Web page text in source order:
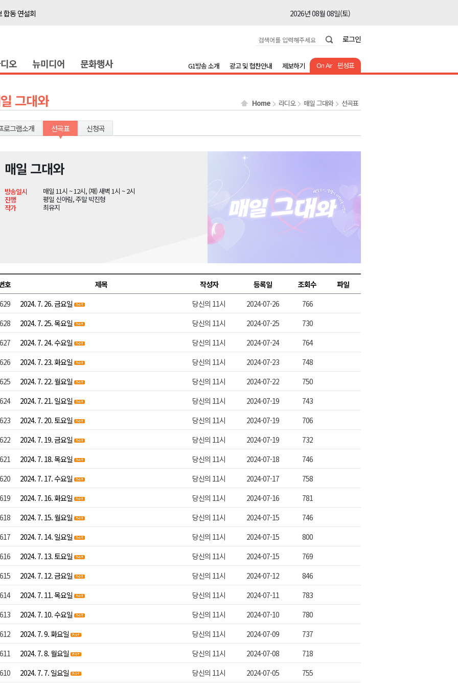
합동 연설회
2026년 08월 08일(토)
2026년 08월 08일(토)
' 개원
2026년 08월 08일(토)
돌봄' 시행
속 '다'등급
2026년 08월 08일(토)
공동체"
동 연설회
복원 재개
2026년 08월 08일(토)
대 불편
2026년 08월 08일(토)
2026년 08월 08일(토)
속 '다'등급
2026년 08월 08일(토)
된 공동체"
2026년 08월 07일(금)
가폭력 사과
2026년 08월 07일(금)
로그인
오 뉴미디어 문화행사 On Air 편성표
G1방송 소개 광고 및 협찬안내 제보하기
그대와 Home 라디오 매일 그대와 선곡표
로그램소개 선곡표 신청곡
매일 그대와
방송일시
매일 11시 ~ 12시, (재) 새벽 1시 ~ 2시
진행
평일 신아림, 주말 박진형
작가
최유지
호 제목 작성자 등록일 조회수
파일
629
2024. 7. 26. 금요일 당신의 11시 2024-07-26
766
628
2024. 7. 25. 목요일 당신의 11시 2024-07-25
730
627
2024. 7. 24. 수요일 당신의 11시 2024-07-24
764
626
2024. 7. 23. 화요일 당신의 11시 2024-07-23
748
625
2024. 7. 22. 월요일 당신의 11시 2024-07-22
750
624
2024. 7. 21. 일요일 당신의 11시 2024-07-19
743
623
2024. 7. 20. 토요일 당신의 11시 2024-07-19
706
622
2024. 7. 19. 금요일 당신의 11시 2024-07-19
732
621
2024. 7. 18. 목요일 당신의 11시 2024-07-18
746
620
2024. 7. 17. 수요일 당신의 11시 2024-07-17
758
619
2024. 7. 16. 화요일 당신의 11시 2024-07-16
781
618
2024. 7. 15. 월요일 당신의 11시 2024-07-15
746
617
2024. 7. 14. 일요일 당신의 11시 2024-07-15
800
616
2024. 7. 13. 토요일 당신의 11시 2024-07-15
769
615
2024. 7. 12. 금요일 당신의 11시 2024-07-12
846
614
2024. 7. 11. 목요일 당신의 11시 2024-07-11
783
613
2024. 7. 10. 수요일 당신의 11시 2024-07-10
780
612
2024. 7. 9. 화요일 당신의 11시 2024-07-09
737
611
2024. 7. 8. 월요일 당신의 11시 2024-07-08
718
610
2024. 7. 7. 일요일 당신의 11시 2024-07-05 755